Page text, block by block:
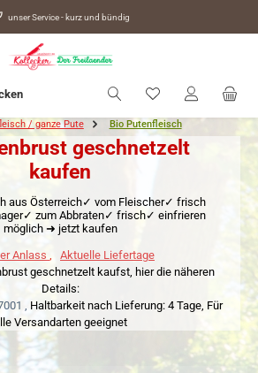
unser Service - kurz und bündig
Du hast 0
/ ganze Pute Bio Putenfleisch
geschnetzelt
kaufen
aus Österreich✓ vom Fleischer✓ frisch
zum Abbraten✓ frisch✓ einfrieren
möglich ➜ jetzt kaufen
Anlass
Aktuelle Liefertage
geschnetzelt kaufst, hier die näheren
Details:
, Haltbarkeit nach Lieferung: 4 Tage, Für
Versandarten geeignet